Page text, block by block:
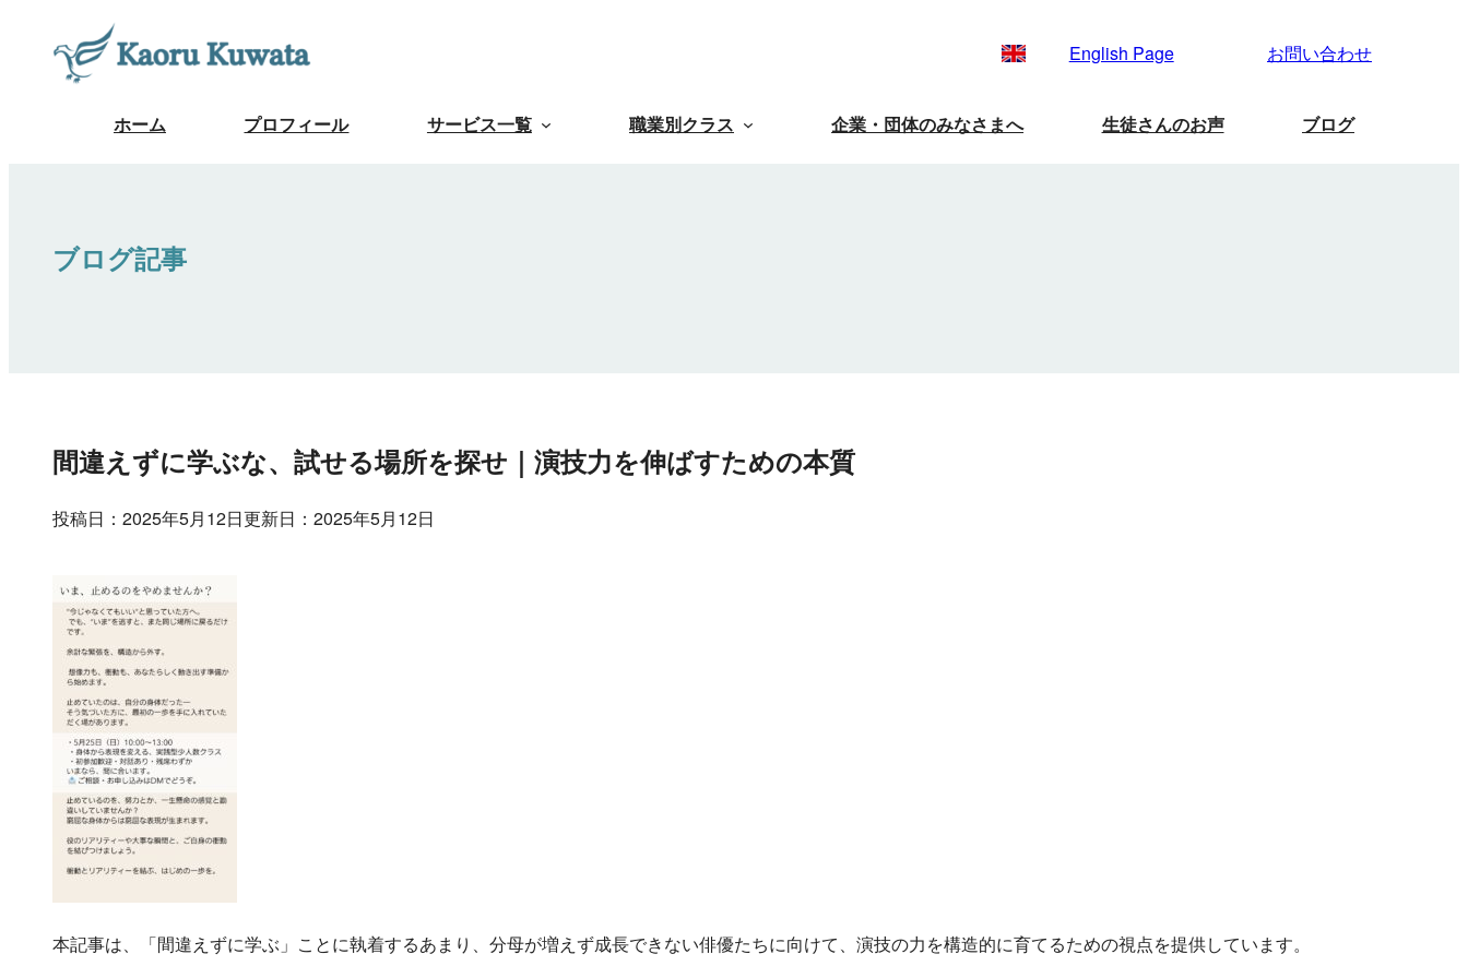
English Page お問い合わせ
ホーム プロフィール サービス一覧 職業別クラス 企業・団体のみなさまへ 生徒さんのお声 ブログ
ブログ記事
間違えずに学ぶな、試せる場所を探せ｜演技力を伸ばすための本質
投稿日：2025年5月12日更新日：2025年5月12日
本記事は、「間違えずに学ぶ」ことに執着するあまり、分母が増えず成長できない俳優たちに向けて、演技の力を構造的に育てるための視点を提供しています。